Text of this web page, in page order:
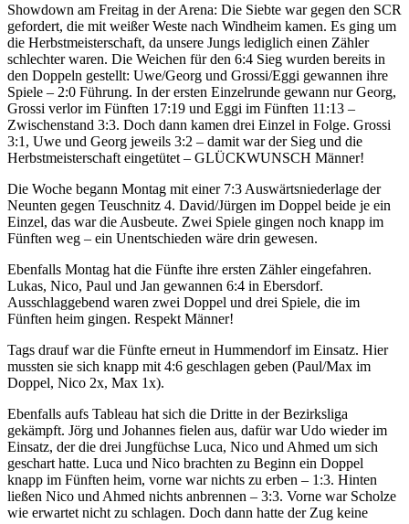
Showdown am Freitag in der Arena: Die Siebte war gegen den SCR
gefordert, die mit weißer Weste nach Windheim kamen. Es ging um
die Herbstmeisterschaft, da unsere Jungs lediglich einen Zähler
schlechter waren. Die Weichen für den 6:4 Sieg wurden bereits in
den Doppeln gestellt: Uwe/Georg und Grossi/Eggi gewannen ihre
Spiele – 2:0 Führung. In der ersten Einzelrunde gewann nur Georg,
Grossi verlor im Fünften 17:19 und Eggi im Fünften 11:13 –
Zwischenstand 3:3. Doch dann kamen drei Einzel in Folge. Grossi
3:1, Uwe und Georg jeweils 3:2 – damit war der Sieg und die
Herbstmeisterschaft eingetütet – GLÜCKWUNSCH Männer!
Die Woche begann Montag mit einer 7:3 Auswärtsniederlage der
Neunten gegen Teuschnitz 4. David/Jürgen im Doppel beide je ein
Einzel, das war die Ausbeute. Zwei Spiele gingen noch knapp im
Fünften weg – ein Unentschieden wäre drin gewesen.
Ebenfalls Montag hat die Fünfte ihre ersten Zähler eingefahren.
Lukas, Nico, Paul und Jan gewannen 6:4 in Ebersdorf.
Ausschlaggebend waren zwei Doppel und drei Spiele, die im
Fünften heim gingen. Respekt Männer!
Tags drauf war die Fünfte erneut in Hummendorf im Einsatz. Hier
mussten sie sich knapp mit 4:6 geschlagen geben (Paul/Max im
Doppel, Nico 2x, Max 1x).
Ebenfalls aufs Tableau hat sich die Dritte in der Bezirksliga
gekämpft. Jörg und Johannes fielen aus, dafür war Udo wieder im
Einsatz, der die drei Jungfüchse Luca, Nico und Ahmed um sich
geschart hatte. Luca und Nico brachten zu Beginn ein Doppel
knapp im Fünften heim, vorne war nichts zu erben – 1:3. Hinten
ließen Nico und Ahmed nichts anbrennen – 3:3. Vorne war Scholze
wie erwartet nicht zu schlagen. Doch dann hatte der Zug keine